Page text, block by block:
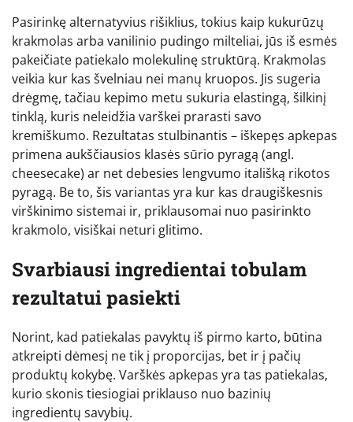
Pasirinkę alternatyvius rišiklius, tokius kaip kukurūzų
krakmolas arba vanilinio pudingo milteliai, jūs iš esmės
pakeičiate patiekalo molekulinę struktūrą. Krakmolas
veikia kur kas švelniau nei manų kruopos. Jis sugeria
drėgmę, tačiau kepimo metu sukuria elastingą, šilkinį
tinklą, kuris neleidžia varškei prarasti savo
kremiškumo. Rezultatas stulbinantis – iškepęs apkepas
primena aukščiausios klasės sūrio pyragą (angl.
cheesecake) ar net debesies lengvumo itališką rikotos
pyragą. Be to, šis variantas yra kur kas draugiškesnis
virškinimo sistemai ir, priklausomai nuo pasirinkto
krakmolo, visiškai neturi glitimo.
Svarbiausi ingredientai tobulam
rezultatui pasiekti
Norint, kad patiekalas pavyktų iš pirmo karto, būtina
atkreipti dėmesį ne tik į proporcijas, bet ir į pačių
produktų kokybę. Varškės apkepas yra tas patiekalas,
kurio skonis tiesiogiai priklauso nuo bazinių
ingredientų savybių.